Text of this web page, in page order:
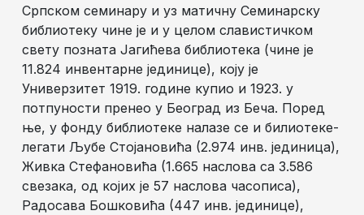
Српском семинару и уз матичну Семинарску
библиотеку чине је и у целом славистичком
свету позната Јагићева библиотека (чине је
11.824 инвентарне јединице), коју је
Универзитет 1919. године купио и 1923. у
потпуности пренео у Београд из Беча. Поред
ње, у фонду библиотеке налазе се и билиотеке-
легати Љубе Стојановића (2.974 инв. јединица),
Живка Стефановића (1.665 наслова са 3.586
свезака, од којих је 57 наслова часописа),
Радосава Бошковића (447 инв. јединице),